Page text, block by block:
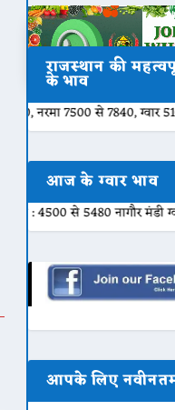
राजस्थान की
के भाव
ग्वार 5100 से 5301,
आज के ग्वार भाव
नागौर मंडी ग्वार का भाव
आपके लिए